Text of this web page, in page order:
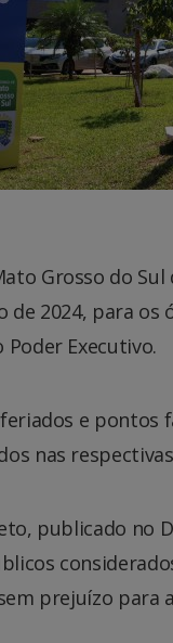
Grosso do
2024, para
Executivo.
e
nas
publicado no
prejuízo para